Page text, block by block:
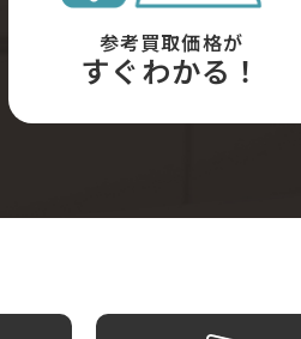
参考買取価格が
すぐわかる！